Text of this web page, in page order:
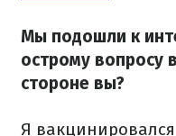
Мы подошли к
острому вопросу
стороне вы?
Я